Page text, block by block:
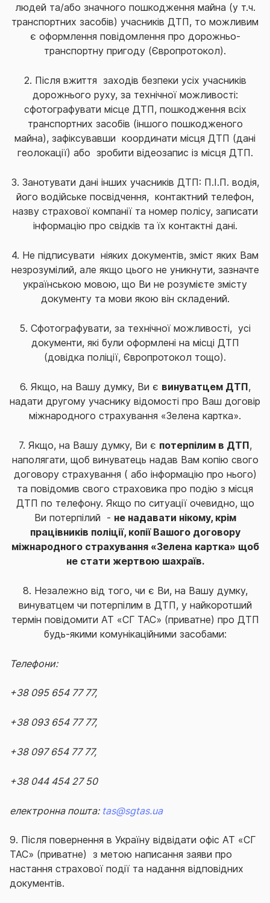
людей та/або значного пошкодження майна (у т.ч.
транспортних засобів) учасників ДТП, то можливим
є оформлення повідомлення про дорожньо-
транспортну пригоду (Європротокол).
2. Після вжиття заходів безпеки усіх учасників
дорожнього руху, за технічної можливості:
сфотографувати місце ДТП, пошкодження всіх
транспортних засобів (іншого пошкодженого
майна), зафіксувавши координати місця ДТП (дані
геолокації) або зробити відеозапис із місця ДТП.
3. Занотувати дані інших учасників ДТП: П.І.П. водія,
його водійське посвідчення, контактний телефон,
назву страхової компанії та номер полісу, записати
інформацію про свідків та їх контактні дані.
4. Не підписувати ніяких документів, зміст яких Вам
незрозумілий, але якщо цього не уникнути, зазначте
українською мовою, що Ви не розумієте змісту
документу та мови якою він складений.
5. Сфотографувати, за технічної можливості, усі
документи, які були оформлені на місці ДТП
(довідка поліції, Європротокол тощо).
6. Якщо, на Вашу думку, Ви є винуватцем ДТП,
надати другому учаснику відомості про Ваш договір
міжнародного страхування «Зелена картка».
7. Якщо, на Вашу думку, Ви є потерпілим в ДТП,
наполягати, щоб винуватець надав Вам копію свого
договору страхування ( або інформацію про нього)
та повідомив свого страховика про подію з місця
ДТП по телефону. Якщо по ситуації очевидно, що
Ви потерпілий - не надавати нікому, крім
працівників поліції, копії Вашого договору
міжнародного страхування «Зелена картка» щоб
не стати жертвою шахраїв.
8. Незалежно від того, чи є Ви, на Вашу думку,
винуватцем чи потерпілим в ДТП, у найкоротший
термін повідомити АТ «СГ ТАС» (приватне) про ДТП
будь-якими комунікаційними засобами:
Телефони:
+38 095 654 77 77,
+38 093 654 77 77,
+38 097 654 77 77,
+38 044 454 27 50
електронна пошта: tas@sgtas.ua
9. Після повернення в Україну відвідати офіс АТ «СГ
ТАС» (приватне) з метою написання заяви про
настання страхової події та надання відповідних
документів.